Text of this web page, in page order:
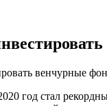
год стал